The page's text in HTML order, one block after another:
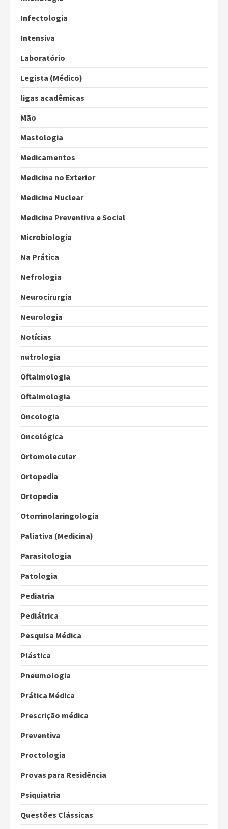
Infectologia
Intensiva
Laboratório
Legista (Médico)
ligas acadêmicas
Mão
Mastologia
Medicamentos
Medicina no Exterior
Medicina Nuclear
Medicina Preventiva e Social
Microbiologia
Na Prática
Nefrologia
Neurocirurgia
Neurologia
Notícias
nutrologia
Oftalmologia
Oftalmologia
Oncologia
Oncológica
Ortomolecular
Ortopedia
Ortopedia
Otorrinolaringologia
Paliativa (Medicina)
Parasitologia
Patologia
Pediatria
Pediátrica
Pesquisa Médica
Plástica
Pneumologia
Prática Médica
Prescrição médica
Preventiva
Proctologia
Provas para Residência
Psiquiatria
Questões Clássicas